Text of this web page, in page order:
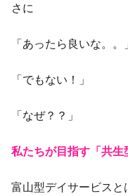
さに
「あったら良いな。。
「でもない！」
「なぜ？？」
私たちが目指す「共生
富山型デイサービス